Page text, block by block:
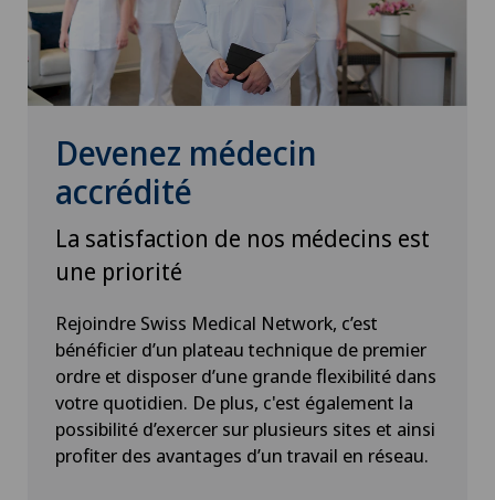
Devenez médecin
accrédité
La satisfaction de nos médecins est
une priorité
Rejoindre Swiss Medical Network, c’est
bénéficier d’un plateau technique de premier
ordre et disposer d’une grande flexibilité dans
votre quotidien. De plus, c'est également la
possibilité d’exercer sur plusieurs sites et ainsi
profiter des avantages d’un travail en réseau.